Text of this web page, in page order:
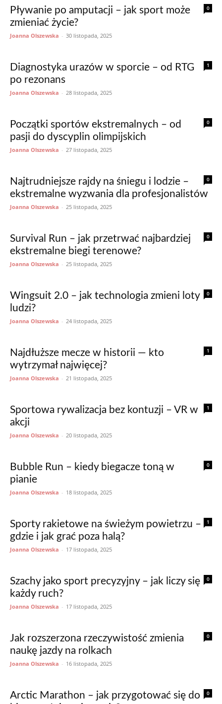
0
Pływanie po amputacji – jak sport może
zmieniać życie?
Joanna Olszewska - 30 listopada, 2025
1
Diagnostyka urazów w sporcie – od RTG
po rezonans
Joanna Olszewska - 28 listopada, 2025
0
Początki sportów ekstremalnych – od
pasji do dyscyplin olimpijskich
Joanna Olszewska - 27 listopada, 2025
0
Najtrudniejsze rajdy na śniegu i lodzie –
ekstremalne wyzwania dla profesjonalistów
Joanna Olszewska - 25 listopada, 2025
0
Survival Run – jak przetrwać najbardziej
ekstremalne biegi terenowe?
Joanna Olszewska - 25 listopada, 2025
0
Wingsuit 2.0 – jak technologia zmieni loty
ludzi?
Joanna Olszewska - 24 listopada, 2025
1
Najdłuższe mecze w historii — kto
wytrzymał najwięcej?
Joanna Olszewska - 21 listopada, 2025
1
Sportowa rywalizacja bez kontuzji – VR w
akcji
Joanna Olszewska - 20 listopada, 2025
0
Bubble Run – kiedy biegacze toną w
pianie
Joanna Olszewska - 18 listopada, 2025
1
Sporty rakietowe na świeżym powietrzu –
gdzie i jak grać poza halą?
Joanna Olszewska - 17 listopada, 2025
0
Szachy jako sport precyzyjny – jak liczy się
każdy ruch?
Joanna Olszewska - 17 listopada, 2025
0
Jak rozszerzona rzeczywistość zmienia
naukę jazdy na rolkach
Joanna Olszewska - 16 listopada, 2025
0
Arctic Marathon – jak przygotować się do